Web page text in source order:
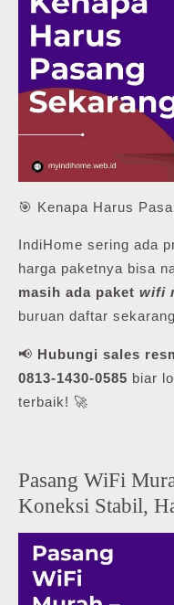
🎯 Kenapa Harus
IndiHome sering ada
harga paketnya bisa
masih ada paket wifi
buruan daftar
📢 Hubungi sales
0813-1430-0585 biar
terbaik! 🚀
Pasang WiFi
Koneksi Stabil,